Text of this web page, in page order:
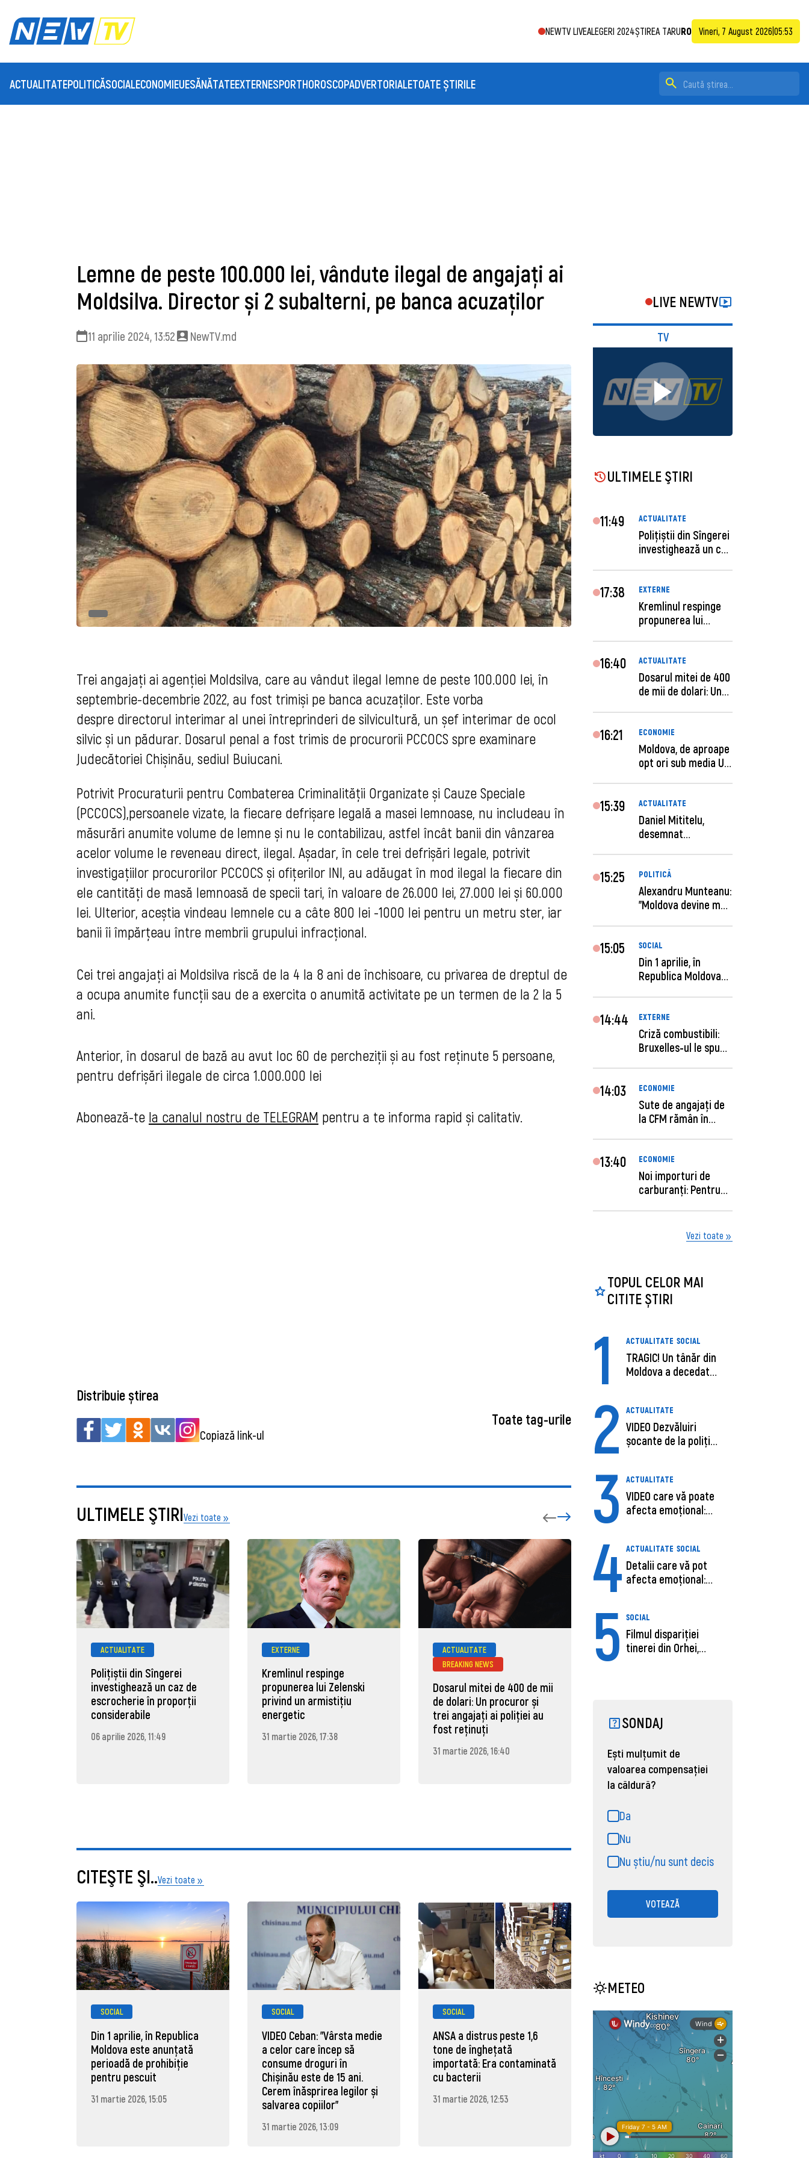
NEWTV LIVEALEGERI 2024ȘTIREA TARURO Vineri, 7 August 2026 05:53
ACTUALITATEPOLITICĂSOCIAL ECONOMIEUESĂNĂTATEEXTERNESPORTHOROSCOPADVERTORIALETOATE ȘTIRILE
Lemne de peste 100.000 lei, vândute ilegal de angajați ai
Moldsilva. Director și 2 subalterni, pe banca acuzaților
11 aprilie 2024, 13:52 NewTV.md
Trei angajați ai agenției Moldsilva, care au vândut ilegal lemne de peste 100.000 lei, în
septembrie-decembrie 2022, au fost trimiși pe banca acuzaților. Este vorba
despre directorul interimar al unei întreprinderi de silvicultură, un șef interimar de ocol
silvic și un pădurar. Dosarul penal a fost trimis de procurorii PCCOCS spre examinare
Judecătoriei Chișinău, sediul Buiucani.
Potrivit Procuraturii pentru Combaterea Criminalității Organizate și Cauze Speciale
(PCCOCS),persoanele vizate, la fiecare defrișare legală a masei lemnoase, nu includeau în
măsurări anumite volume de lemne și nu le contabilizau, astfel încât banii din vânzarea
acelor volume le reveneau direct, ilegal. Așadar, în cele trei defrișări legale, potrivit
investigațiilor procurorilor PCCOCS și ofițerilor INI, au adăugat în mod ilegal la fiecare din
ele cantități de masă lemnoasă de specii tari, în valoare de 26.000 lei, 27.000 lei și 60.000
lei. Ulterior, aceștia vindeau lemnele cu a câte 800 lei -1000 lei pentru un metru ster, iar
banii îi împărțeau între membrii grupului infracțional.
Cei trei angajați ai Moldsilva riscă de la 4 la 8 ani de închisoare, cu privarea de dreptul de
a ocupa anumite funcţii sau de a exercita o anumită activitate pe un termen de la 2 la 5
ani.
Anterior, în dosarul de bază au avut loc 60 de percheziții și au fost reținute 5 persoane,
pentru defrișări ilegale de circa 1.000.000 lei
Abonează-te la canalul nostru de TELEGRAM pentru a te informa rapid și calitativ.
Distribuie știrea
Copiază link-ul
Toate tag-urile
ULTIMELE ŞTIRIVezi toate
ACTUALITATE
Polițiștii din Sîngerei
investighează un caz de
escrocherie în proporții
considerabile
06 aprilie 2026, 11:49
EXTERNE
Kremlinul respinge
propunerea lui Zelenski
privind un armistițiu
energetic
31 martie 2026, 17:38
ACTUALITATE
BREAKING NEWS
Dosarul mitei de 400 de mii
de dolari: Un procuror și
trei angajați ai poliției au
fost reținuți
31 martie 2026, 16:40
ECONOMIE
31 martie 2026, 16:21
CITEŞTE ŞI..Vezi toate
SOCIAL
Din 1 aprilie, în Republica
Moldova este anunţată
perioadă de prohibiţie
pentru pescuit
31 martie 2026, 15:05
SOCIAL
VIDEO Ceban: "Vârsta medie
a celor care încep să
consume droguri în
Chișinău este de 15 ani.
Cerem înăsprirea legilor și
salvarea copiilor"
31 martie 2026, 13:09
SOCIAL
ANSA a distrus peste 1,6
tone de înghețată
importată: Era contaminată
cu bacterii
31 martie 2026, 12:53
LIVE NEWTV
TV
ULTIMELE ŞTIRI
11:49 ACTUALITATE
Polițiștii din Sîngerei
investighează un caz
17:38 EXTERNE
Kremlinul respinge
propunerea lui
16:40 ACTUALITATE
Dosarul mitei de 400
de mii de dolari: Un
16:21 ECONOMIE
Moldova, de aproape
opt ori sub media UE
15:39 ACTUALITATE
Daniel Mititelu,
desemnat
15:25 POLITICĂ
Alexandru Munteanu:
"Moldova devine mai
15:05 SOCIAL
Din 1 aprilie, în
Republica Moldova
14:44 EXTERNE
Criză combustibili:
Bruxelles-ul le spune
14:03 ECONOMIE
Sute de angajaţi de
la CFM rămân în
13:40 ECONOMIE
Noi importuri de
carburanți: Pentru
Vezi toate
TOPUL CELOR MAI
CITITE ȘTIRI
1 ACTUALITATE SOCIAL
TRAGIC! Un tânăr din
Moldova a decedat
2 ACTUALITATE
VIDEO Dezvăluiri
șocante de la poliție,
3 ACTUALITATE
VIDEO care vă poate
afecta emoțional:
4 ACTUALITATE SOCIAL
Detalii care vă pot
afecta emoțional:
5 SOCIAL
Filmul dispariției
tinerei din Orhei,
SONDAJ
Ești mulțumit de
valoarea compensației
la căldură?
Da
Nu
Nu știu/nu sunt decis
VOTEAZĂ
METEO